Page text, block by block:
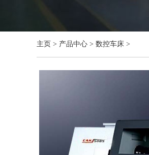
主页 > 产品中心 > 数控车床 >